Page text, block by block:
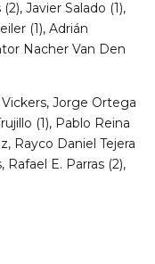
Javier Salado (1),
(1), Adrián
Nacher Van Den
Vickers, Jorge Ortega
(1), Pablo Reina
Rayco Daniel Tejera
Rafael E. Parras (2),